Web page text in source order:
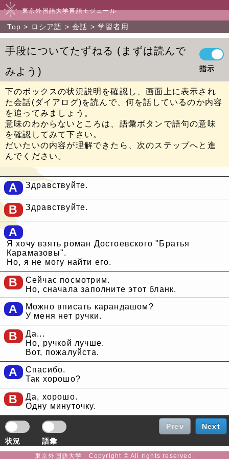
東京外国語大学言語モジュール
Top ロシア語 会話 学習者用
手段についてたずねる
まずは読んで
みよう
指示
下のボックスの状況説明を確認し、画面上に表示され
た会話(ダイアログ)を読んで、何を話しているのか内容
を追ってみましょう。
意味のわからないところは、語彙ボタンで語句の意味
を確認してみて下さい。
だいたいの内容が理解できたら、次のステップへと進
んでください。
A Здравствуйте.
B Здравствуйте.
A
Я хочу взять роман Достоевского "Братья
Карамазовы".
Но, я не могу найти его.
B
Сейчас посмотрим.
Но, сначала заполните этот бланк.
A
Можно вписать карандашом?
У меня нет ручки.
B
Да...
Но, ручкой лучше.
Вот, пожалуйста.
A
Спасибо.
Так хорошо?
B
Да, хорошо.
Одну минуточку.
状況 語彙
Prev Next
東京外国語大学 Copyright © All rights reserved.